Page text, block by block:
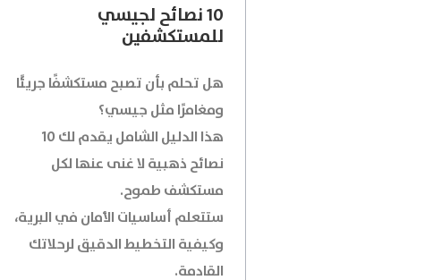
10 نصائح لجيسي
للمستكشفين
هل تحلم بأن تصبح مستكشفًا جريئًا
ومغامرًا مثل جيسي؟
هذا الدليل الشامل يقدم لك 10
نصائح ذهبية لا غنى عنها لكل
مستكشف طموح.
ستتعلم أساسيات الأمان في البرية،
وكيفية التخطيط الدقيق لرحلاتك
القادمة.